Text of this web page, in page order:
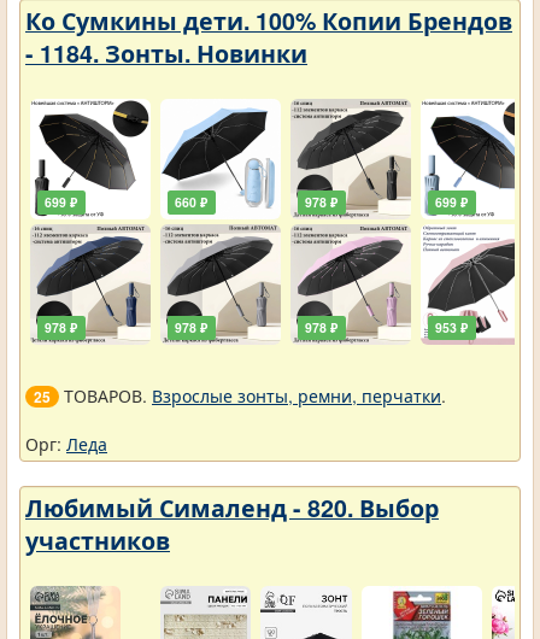
Ко Сумкины дети. 100% Копии Брендов
- 1184. Зонты. Новинки
699 ₽
978 ₽
660 ₽
978 ₽
978 ₽
978 ₽
699 ₽
953 ₽
25 ТОВАРОВ. Взрослые зонты, ремни, перчатки.
Орг: Леда
Любимый Сималенд - 820. Выбор
участников